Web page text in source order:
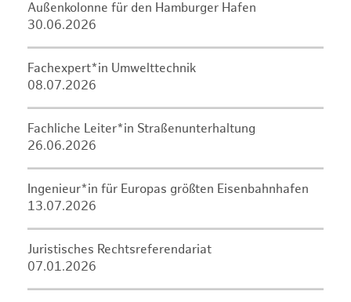
Außenkolonne für den Hamburger Hafen
30.06.2026
Fachexpert*in Umwelttechnik
08.07.2026
Fachliche Leiter*in Straßenunterhaltung
26.06.2026
Ingenieur*in für Europas größten Eisenbahnhafen
13.07.2026
Juristisches Rechtsreferendariat
07.01.2026